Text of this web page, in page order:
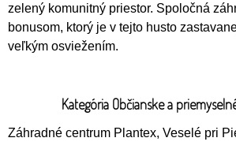
zelený komunitný priestor. Spoločná
bonusom, ktorý je v tejto husto
veľkým osviežením.
Kategória Občianske a
Záhradné centrum Plantex, Veselé pri